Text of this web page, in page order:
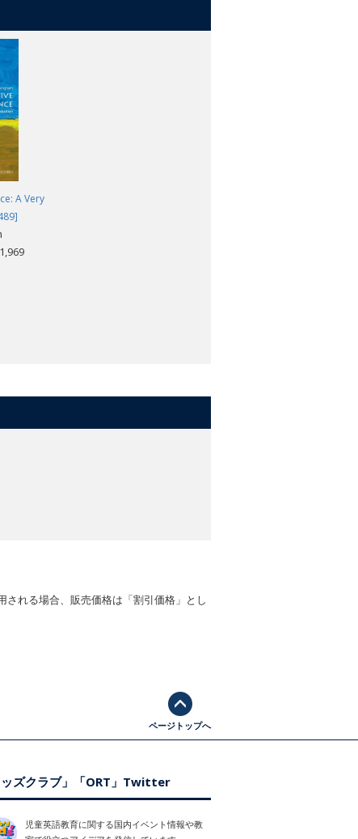
A Very
れる場合、販売価格は「割引価格」とし
ページトップへ
ッズクラブ」「ORT」Twitter
児童英語教育に関する国内イベント情報や教